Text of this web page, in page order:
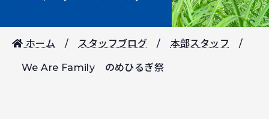
ホーム スタッフブログ 本部スタッフ
We Are Family のめひるぎ祭